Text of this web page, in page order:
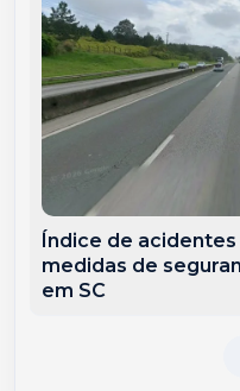
Índice de
medidas de
em SC